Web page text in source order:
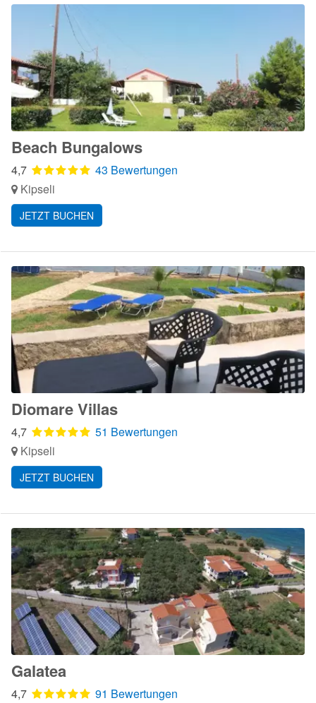
Beach Bungalows
4,7
43 Bewertungen
Kipseli
JETZT BUCHEN
Diomare Villas
4,7
51 Bewertungen
Kipseli
JETZT BUCHEN
Galatea
4,7
91 Bewertungen